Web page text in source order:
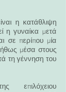
η κατάθλιψη
η γυναίκα μετά
σε περίπου μία
μέσα στους
τη γέννηση του
επιλόχειου